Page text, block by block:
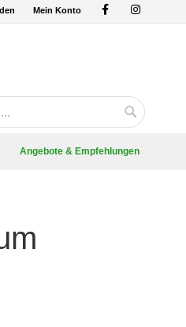
Mein Konto
Angebote & Empfehlungen